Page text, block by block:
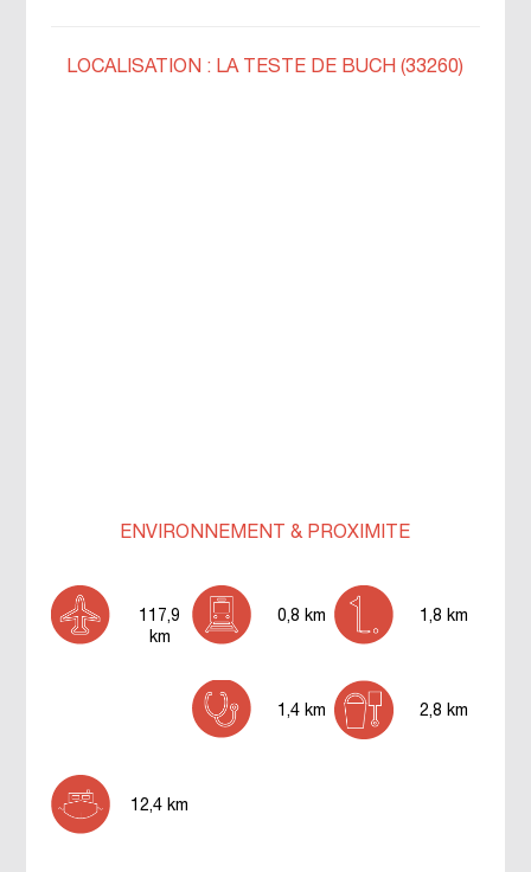
LOCALISATION : LA TESTE DE BUCH (33260)
ENVIRONNEMENT & PROXIMITÉ
117,9
km
0,8 km 1,8 km
1,4 km 2,8 km
12,4 km